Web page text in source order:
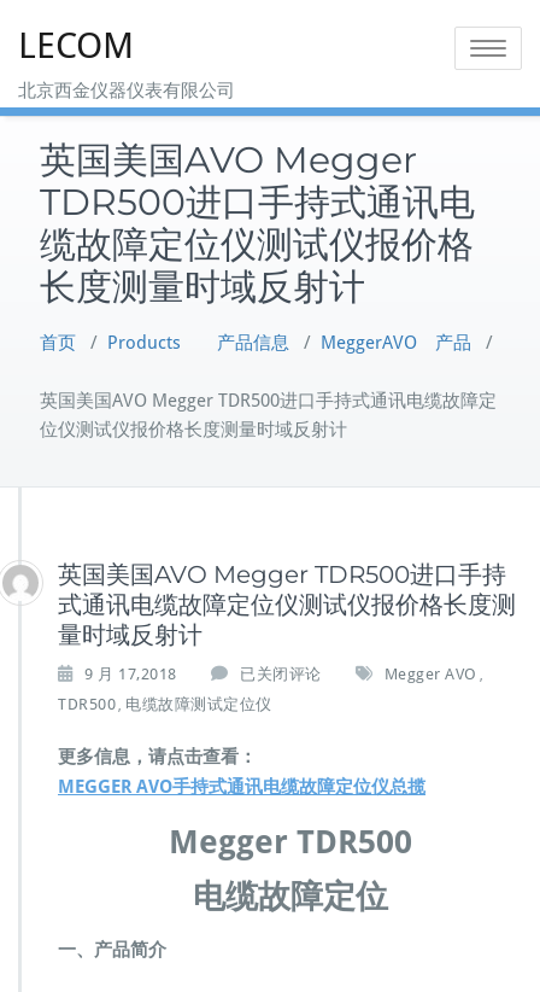
LECOM
北京西金仪器仪表有限公司
Toggle
英国美国AVO Megger
TDR500进口手持式通讯电
缆故障定位仪测试仪报价格
长度测量时域反射计
首页 / Products 产品信息 / MeggerAVO 产品 /
英国美国AVO Megger TDR500进口手持式通讯电缆故障定
位仪测试仪报价格长度测量时域反射计
英国美国AVO Megger TDR500进口手持
式通讯电缆故障定位仪测试仪报价格长度测
量时域反射计
9 月 17,2018
英
国
A
V
M
e
g
g
已关闭评论 Megger AVO
TDR500 电缆故障测试定位仪
更多信息，请点击查看：
MEGGER AVO手持式通讯电缆故障定位仪总揽
Megger TDR500
电缆故障定位
一、产品简介